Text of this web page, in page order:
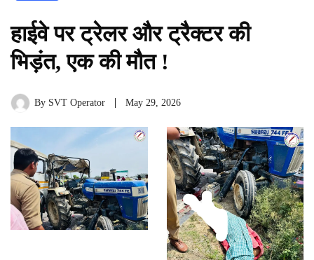
हाईवे पर ट्रेलर और ट्रैक्टर की
भिड़ंत, एक की मौत !
By SVT Operator May 29, 2026